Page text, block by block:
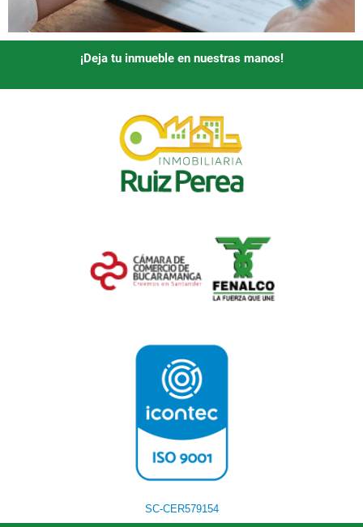
¡Deja tu inmueble en nuestras manos!
SC-CER579154